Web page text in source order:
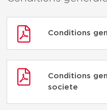
Conditions
Conditions
societe